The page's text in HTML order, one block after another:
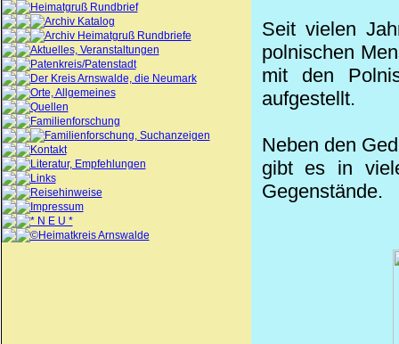
Heimatgruß Rundbrief
Archiv Katalog
Archiv Heimatgruß Rundbriefe
Aktuelles, Veranstaltungen
Patenkreis/Patenstadt
Der Kreis Arnswalde, die Neumark
Orte, Allgemeines
Quellen
Familienforschung
Familienforschung, Suchanzeigen
Kontakt
Literatur, Empfehlungen
Links
Reisehinweise
Impressum
* N E U *
©Heimatkreis Arnswalde
Seit vielen
polnischen
mit den
aufgestellt.
Neben den
gibt es in
Gegenstände.